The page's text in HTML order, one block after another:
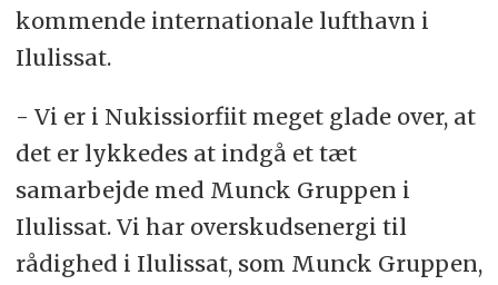
kommende internationale lufthavn i
Ilulissat.
- Vi er i Nukissiorfiit meget glade over, at
det er lykkedes at indgå et tæt
samarbejde med Munck Gruppen i
Ilulissat. Vi har overskudsenergi til
rådighed i Ilulissat, som Munck Gruppen,